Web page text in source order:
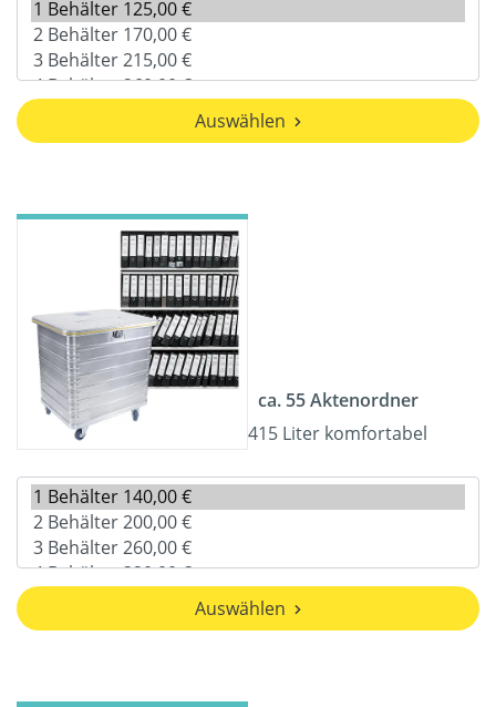
Auswählen
ca. 55 Aktenordner
415 Liter komfortabel
Auswählen